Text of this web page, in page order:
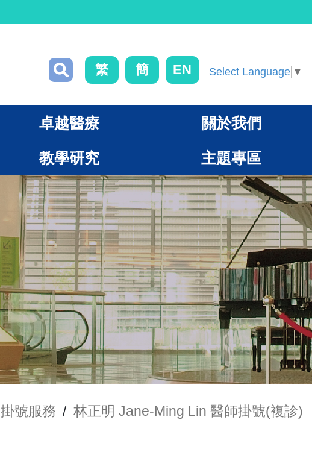
繁 簡 EN Select Language ▼
卓越醫療 關於我們
教學研究 主題專區
掛號服務 / 林正明 Jane-Ming Lin 醫師掛號(複診)